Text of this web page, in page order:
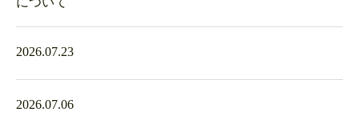
2026.07.23
2026.07.06